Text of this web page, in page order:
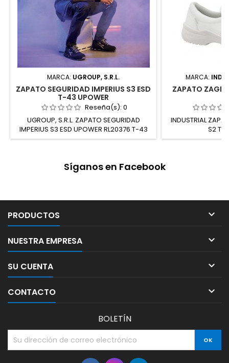
MARCA: UGROUP, S.R.L.
ZAPATO SEGURIDAD IMPERIUS S3 ESD
T-43 UPOWER
Reseña(s): 0
UGROUP, S.R.L. ZAPATO SEGURIDAD
IMPERIUS S3 ESD UPOWER RL20376 T-43
25 PZS
MARCA:
ZAPATO
INDUSTRIAL
S2 T-
Síganos en Facebook
PRODUCTOS 
NUESTRA EMPRESA 
SU CUENTA 
CONTACTO 
BOLETÍN